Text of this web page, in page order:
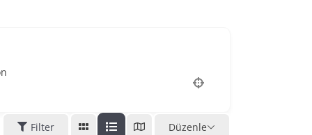
Filter Düzenle